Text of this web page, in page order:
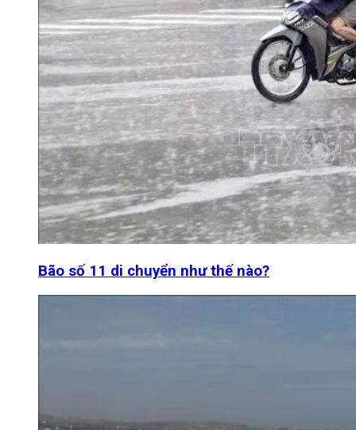
Bão số 11 di chuyển như thế nào?